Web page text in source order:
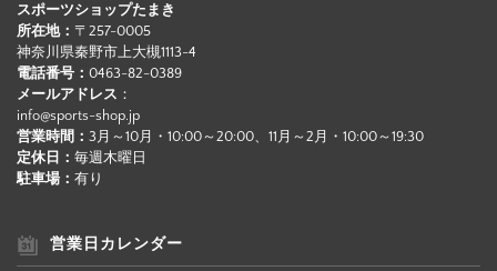
スポーツショップたまき
所在地： 〒257-0005
神奈川県秦野市上大槻1113-4
電話番号： 0463-82-0389
メールアドレス ：
info@sports-shop.jp
営業時間： 3月～10月・10:00～20:00、11月～2月・10:00～19:30
定休日： 毎週木曜日
駐車場： 有り
営業日カレンダー